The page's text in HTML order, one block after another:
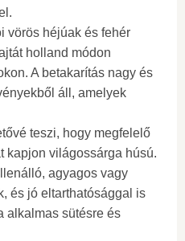
vörös héjúak és fehér
holland módon
A betakarítás nagy és
áll, amelyek
teszi, hogy megfelelő
kapjon világossárga húsú.
agyagos vagy
és jó eltarthatósággal is
alkalmas sütésre és